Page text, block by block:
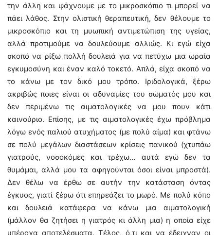
την άλλη και ψάχνουμε με το μικροσκόπιο τι μπορεί να
πάει λάθος. Στην ολιστική θεραπευτική, δεν θέλουμε το
μικροσκόπιο και τη μυωπική αντιμετώπιση της υγείας,
αλλά προτιμούμε να δουλεύουμε αλλιώς. Κι εγώ είχα
σκοπό να ρίξω πολλή δουλειά για να πετύχω μια ωραία
εγκυμοσύνη και έναν καλό τοκετό. Απλά, είχα σκοπό να
το κάνω με τον δικό μου τρόπο. Ιριδολογικά, ξέρω
ακριβώς ποιες είναι οι αδυναμίες του σώματός μου και
δεν περιμένω τις αιματολογικές να μου πουν κάτι
καινούριο. Επίσης, με τις αιματολογικές έχω πρόβλημα
λόγω ενός παλιού ατυχήματος (με πολύ αίμα) και φτάνω
σε πολύ μεγάλων διαστάσεων κρίσεις πανικού (χτυπάω
γιατρούς, νοσοκόμες και τρέχω… αυτά εγώ δεν τα
θυμάμαι, αλλά μου τα αφηγούνται όσοι είναι μπροστά).
Δεν θέλω να έρθω σε αυτήν την κατάσταση όντας
έγκυος, γιατί ξέρω ότι επηρεάζει το μωρό. Με πολύ κόπο
και δουλειά κατάφερα να κάνω μια αιματολογική
(μάλλον θα ζητήσει η γιατρός κι άλλη μια) η οποία είχε
υπέροχα αποτελέσματα. Τέλος, ό,τι και να έδειχναν οι